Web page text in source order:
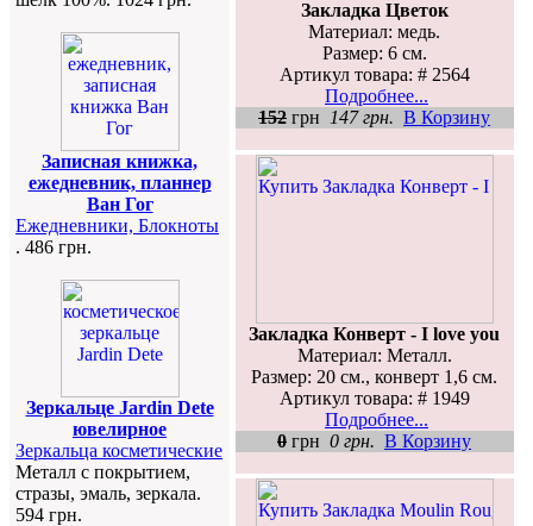
Записная книжка,
ежедневник, планнер
Ван Гог
Ежедневники, Блокноты
. 486 грн.
Зеркальце Jardin Dete
ювелирное
Зеркальца косметические
Металл с покрытием,
стразы, эмаль, зеркала.
594 грн.
Закладка Цветок
Материал: медь.
Размер: 6 см.
Артикул товара: # 2564
Подробнее...
152 грн 147 грн. В Корзину
Закладка Конверт - I love you
Материал: Металл.
Размер: 20 см., конверт 1,6 см.
Артикул товара: # 1949
Подробнее...
0 грн 0 грн. В Корзину